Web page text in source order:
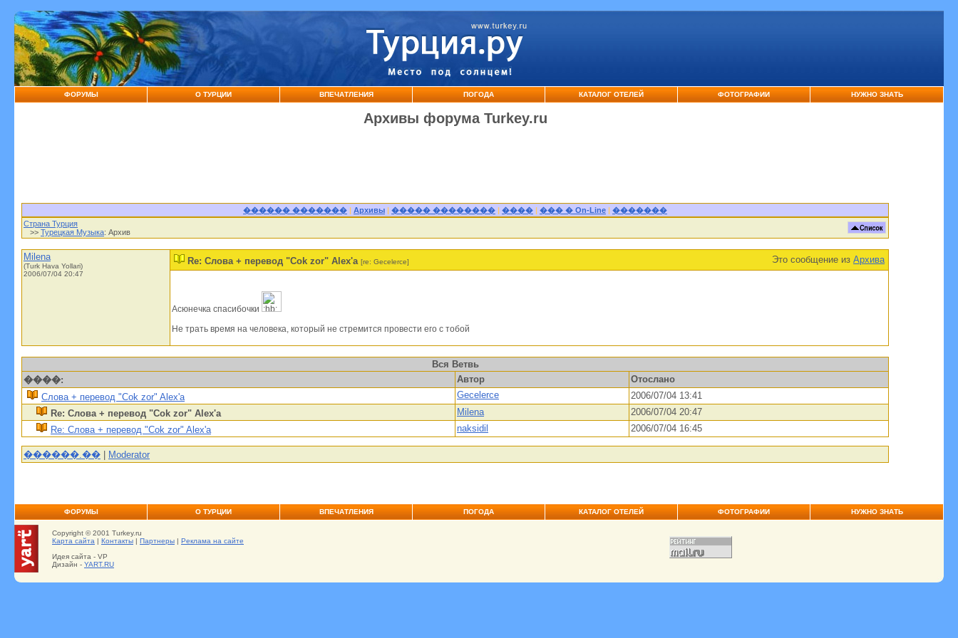
ФОРУМЫ О ТУРЦИИ ВПЕЧАТЛЕНИЯ ПОГОДА КАТАЛОГ ОТЕЛЕЙ ФОТОГРАФИИ НУЖНО ЗНАТЬ
Архивы форума Turkey.ru
������ ������� | Архивы | ����� �������� | ���� | ��� � On-Line | �������
Страна Турция
>> Турецкая Музыка: Архив
Milena
(Turk Hava Yollari)
2006/07/04 20:47
Re: Слова + перевод "Cok zor" Alex'a [re: Gecelerce] Это сообщение из Архива
Асюнечка спасибочки
Не трать время на человека, который не стремится провести его с тобой
Вся Ветвь
����:
Автор
Отослано
Слова + перевод "Cok zor" Alex'a
Gecelerce
2006/07/04 13:41
Re: Слова + перевод "Cok zor" Alex'a
Milena
2006/07/04 20:47
Re: Слова + перевод "Cok zor" Alex'a
naksidil 2006/07/04 16:45
������.�� | Moderator
ФОРУМЫ О ТУРЦИИ ВПЕЧАТЛЕНИЯ ПОГОДА КАТАЛОГ ОТЕЛЕЙ ФОТОГРАФИИ НУЖНО ЗНАТЬ
Copyright © 2001 Turkey.ru
Карта сайта | Контакты | Партнеры | Реклама на сайте
Идея сайта - VP
Дизайн - YART.RU